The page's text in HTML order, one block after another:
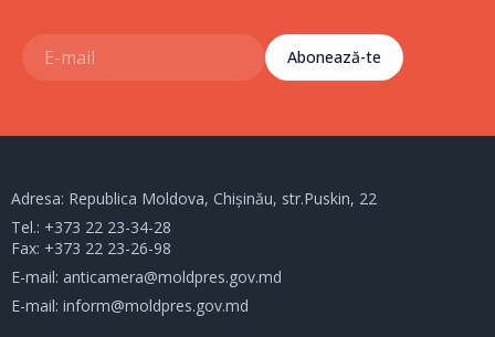
Abonează-te
Adresa: Republica Moldova, Chișinău, str.Puskin, 22
Tel.: +373 22 23-34-28
Fax: +373 22 23-26-98
E-mail: anticamera@moldpres.gov.md
E-mail: inform@moldpres.gov.md